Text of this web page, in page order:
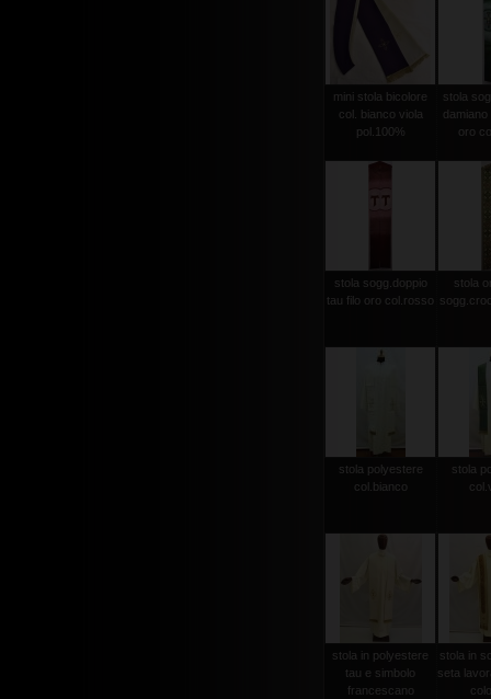
mini stola bicolore
col. bianco viola
pol.100%
stola
oro
stola sogg.doppio
tau filo oro col.rosso
stola
stola polyestere
col.bianco
stola
stola in polyestere
tau e simbolo
francescano
stola in
seta